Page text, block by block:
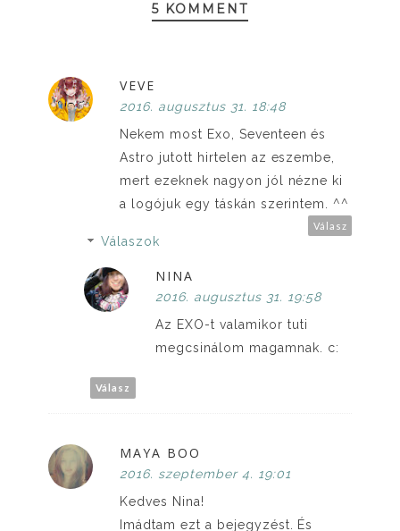
5 KOMMENT
VEVE
2016. augusztus 31. 18:48
Nekem most Exo, Seventeen és
Astro jutott hirtelen az eszembe,
mert ezeknek nagyon jól nézne ki
a logójuk egy táskán szerintem. ^^
Válasz
Válaszok
NINA
2016. augusztus 31. 19:58
Az EXO-t valamikor tuti
megcsinálom magamnak. c:
Válasz
MAYA BOO
2016. szeptember 4. 19:01
Kedves Nina!
Imádtam ezt a bejegyzést. És